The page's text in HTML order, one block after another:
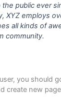
public ever
XYZ employs
all kinds of
community.
you should
create new